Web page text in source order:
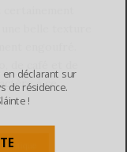
certainement
belle texture
engoufré.
à ce
en déclarant sur
de résidence.
!